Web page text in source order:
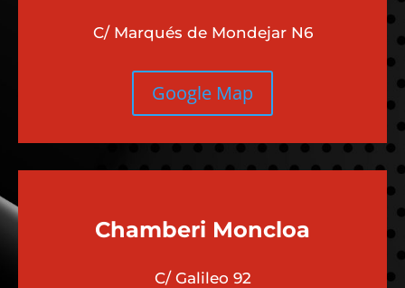
C/ Marqués de Mondejar N6
Google Map
Chamberi Moncloa
C/ Galileo 92